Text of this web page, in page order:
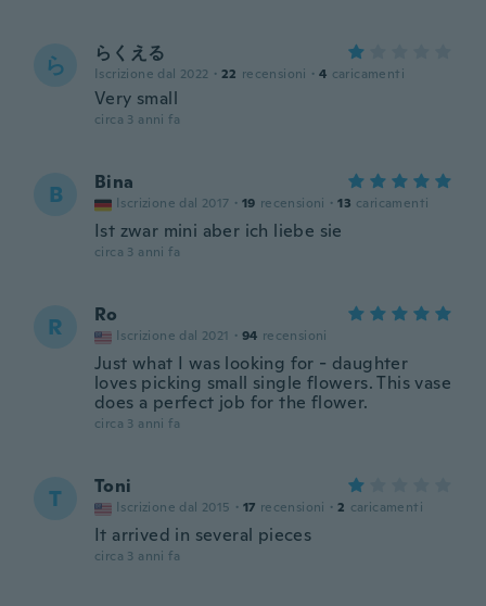
ら らくえる
Iscrizione dal 2022 · 22 recensioni · 4 caricamenti
Very small
circa 3 anni fa
B Bina
Iscrizione dal 2017 · 19 recensioni · 13 caricamenti
Ist zwar mini aber ich liebe sie
circa 3 anni fa
R Ro
Iscrizione dal 2021 · 94 recensioni
Just what I was looking for - daughter
loves picking small single flowers. This vase
does a perfect job for the flower.
circa 3 anni fa
T Toni
Iscrizione dal 2015 · 17 recensioni · 2 caricamenti
It arrived in several pieces
circa 3 anni fa